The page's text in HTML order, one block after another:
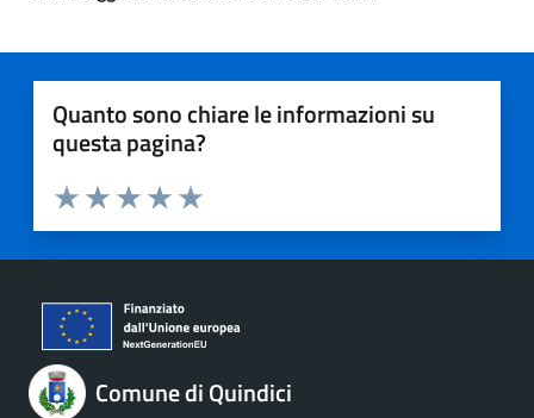
Quanto sono chiare le informazioni su
questa pagina?
Valuta 5 stelle su 5
Valuta 4 stelle su 5
Valuta 3 stelle su 5
Valuta 2 stelle su 5
Valuta 1 stelle su 5
Comune di Quindici